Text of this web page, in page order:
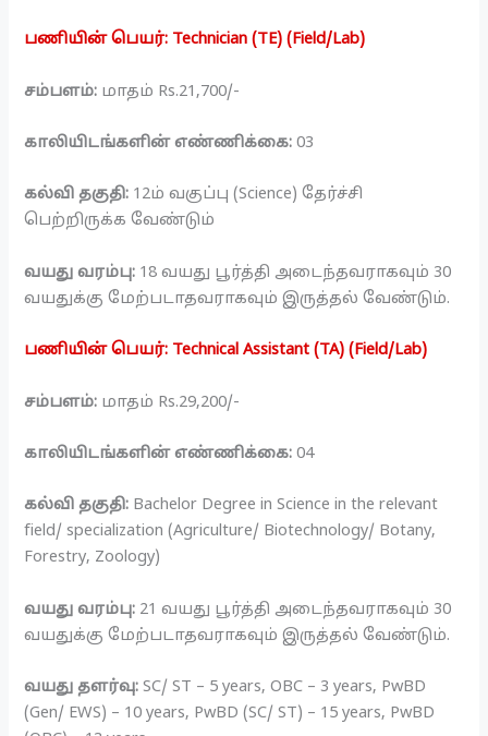
பணியின் பெயர்: Technician (TE) (Field/Lab)
சம்பளம்: மாதம் Rs.21,700/-
காலியிடங்களின் எண்ணிக்கை: 03
கல்வி தகுதி: 12ம் வகுப்பு (Science) தேர்ச்சி
பெற்றிருக்க வேண்டும்
வயது வரம்பு: 18 வயது பூர்த்தி அடைந்தவராகவும் 30
வயதுக்கு மேற்படாதவராகவும் இருத்தல் வேண்டும்.
பணியின் பெயர்: Technical Assistant (TA) (Field/Lab)
சம்பளம்: மாதம் Rs.29,200/-
காலியிடங்களின் எண்ணிக்கை: 04
கல்வி தகுதி: Bachelor Degree in Science in the relevant
field/ specialization (Agriculture/ Biotechnology/ Botany,
Forestry, Zoology)
வயது வரம்பு: 21 வயது பூர்த்தி அடைந்தவராகவும் 30
வயதுக்கு மேற்படாதவராகவும் இருத்தல் வேண்டும்.
வயது தளர்வு:SC/ ST – 5 years, OBC – 3 years, PwBD
(Gen/ EWS) – 10 years, PwBD (SC/ ST) – 15 years, PwBD